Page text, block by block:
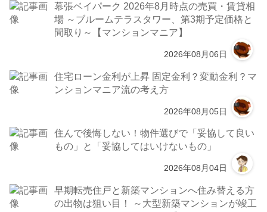
幕張ベイパーク 2026年8月時点の売買・賃貸相
場 ～ブルームテラスタワー、第3期予定価格と
間取り～【マンションマニア】
2026年08月06日
住宅ローン金利が上昇 固定金利？変動金利？マ
ンションマニア流の考え方
2026年08月05日
住んで後悔しない！物件選びで「妥協して良い
もの」と「妥協してはいけないもの」
2026年08月04日
早期転売住戸と新築マンションへ住み替える方
の出物は狙い目！ ～大型新築マンションが竣工